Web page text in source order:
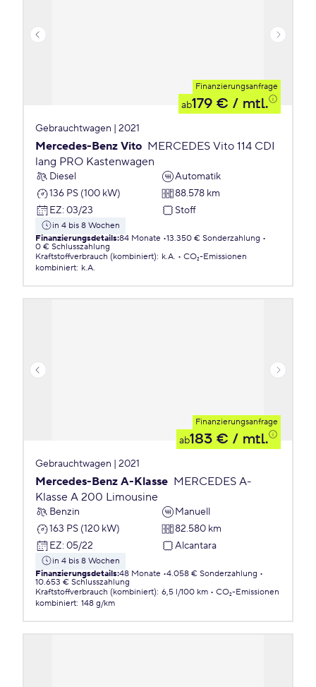
Finanzierungsanfrage
ab179 € / mtl.
Gebrauchtwagen | 2021
Mercedes-Benz Vito MERCEDES Vito 114 CDI
lang PRO Kastenwagen
Diesel
Automatik
136 PS (100 kW)
88.578 km
EZ: 03/23 Stoff
in 4 bis 8 Wochen
Finanzierungsdetails:84 Monate 13.350 € Sonderzahlung
0 € Schlusszahlung
Kraftstoffverbrauch (kombiniert): k.A.
CO₂-Emissionen
kombiniert: k.A.
Finanzierungsanfrage
ab183 € / mtl.
Gebrauchtwagen | 2021
Mercedes-Benz A-Klasse MERCEDES A-
Klasse A 200 Limousine
Benzin
Manuell
163 PS (120 kW)
82.580 km
EZ: 05/22 Alcantara
in 4 bis 8 Wochen
Finanzierungsdetails:48 Monate 4.058 € Sonderzahlung
10.653 € Schlusszahlung
Kraftstoffverbrauch (kombiniert): 6,5 l/100 km
CO₂-Emissionen
kombiniert: 148 g/km